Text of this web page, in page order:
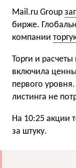
Mail.ru Group
бирже.
компании
Торги и
включила
первого
листинга не
На 10:25 акции
за штуку.